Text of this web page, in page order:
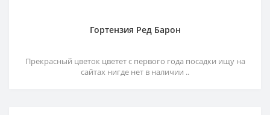
Гортензия Ред Барон
Прекрасный цветок цветет с первого года посадки ищу на
сайтах нигде нет в наличии ..